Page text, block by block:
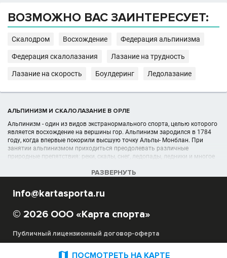
ВОЗМОЖНО ВАС ЗАИНТЕРЕСУЕТ:
Скалодром Восхождение Федерация альпинизма
Федерация скалолазания Лазание на трудность
Лазание на скорость Боулдеринг Ледолазание
АЛЬПИНИЗМ И СКАЛОЛАЗАНИЕ В ОРЛЕ
Альпинизм - один из видов экстранормального спорта, целью которого
является восхождение на вершины гор. Альпинизм зародился в 1784
году, когда впервые покорили высшую точку Альпы- Монблан. При
занятии альпинизмом приходиться преодолевать различные
природные препятствия: реки, скалы, снег, ледопады, ледники и многое
СКАЛОЛАЗАНИЕ В ОРЛЕ
отображён в полном объёме в данном каталоге спортивных
Благодаря сайту Карта Спорта вы можете выбрать под свои
потребности и критерии необходимую школу альпинизма, секцию
скалолазания. Для вас предоставлены подробные адреса лучших мест
РАЗВЕРНУТЬ
 ПОСМОТРЕТЬ НА КАРТЕ
info@kartasporta.ru
© 2026 ООО «Карта спорта»
Публичный лицензионный договор-оферта